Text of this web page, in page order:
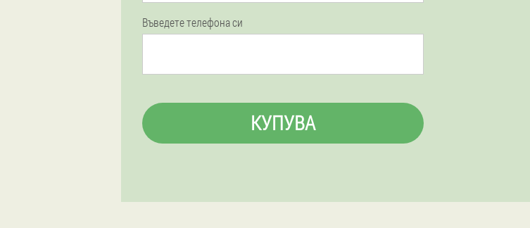
Въведете телефона си
КУПУВА